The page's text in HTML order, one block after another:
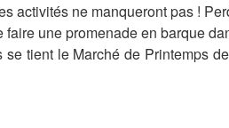
activités ne manqueront pas !
une promenade en barque
tient le Marché de Printemps